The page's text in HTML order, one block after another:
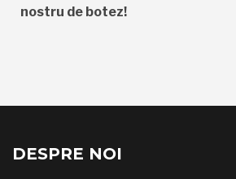
nostru de botez!
DESPRE NOI